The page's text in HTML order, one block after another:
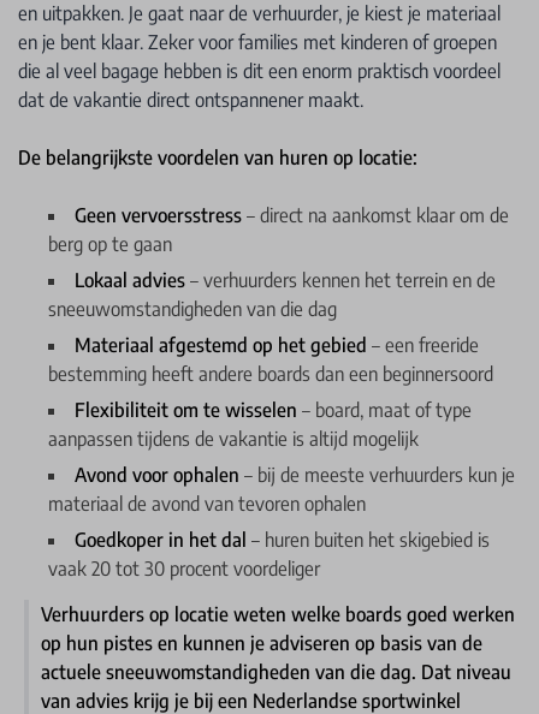
en uitpakken. Je gaat naar de verhuurder, je kiest je materiaal
en je bent klaar. Zeker voor families met kinderen of groepen
die al veel bagage hebben is dit een enorm praktisch voordeel
dat de vakantie direct ontspannener maakt.
De belangrijkste voordelen van huren op locatie:
Geen vervoersstress – direct na aankomst klaar om de
berg op te gaan
Lokaal advies – verhuurders kennen het terrein en de
sneeuwomstandigheden van die dag
Materiaal afgestemd op het gebied – een freeride
bestemming heeft andere boards dan een beginnersoord
Flexibiliteit om te wisselen – board, maat of type
aanpassen tijdens de vakantie is altijd mogelijk
Avond voor ophalen – bij de meeste verhuurders kun je
materiaal de avond van tevoren ophalen
Goedkoper in het dal – huren buiten het skigebied is
vaak 20 tot 30 procent voordeliger
Verhuurders op locatie weten welke boards goed werken
op hun pistes en kunnen je adviseren op basis van de
actuele sneeuwomstandigheden van die dag. Dat niveau
van advies krijg je bij een Nederlandse sportwinkel